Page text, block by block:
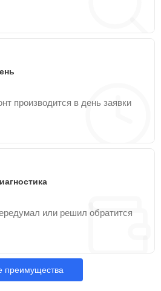
производится в день заявки
или решил обратится
преимущества